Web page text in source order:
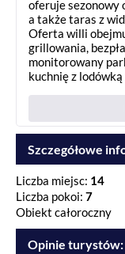
oferuje sezonowy
a także taras z
Oferta willi
grillowania,
monitorowany
kuchnię z
Szczegółowe
Liczba miejsc: 14
Liczba pokoi: 7
Obiekt całoroczny
Opinie turystów: